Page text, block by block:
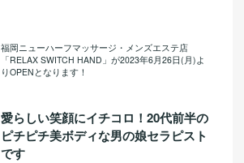
福岡ニューハーフマッサージ・メンズエステ店
「RELAX SWITCH HAND」が2023年6月26日(月)よ
りOPENとなります！
愛らしい笑顔にイチコロ！20代前半の
ピチピチ美ボディな男の娘セラピスト
です